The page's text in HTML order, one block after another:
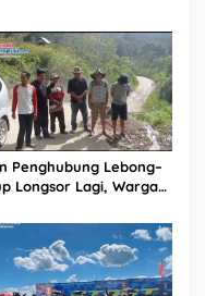
Penghubung Lebong–
Longsor Lagi, Warga